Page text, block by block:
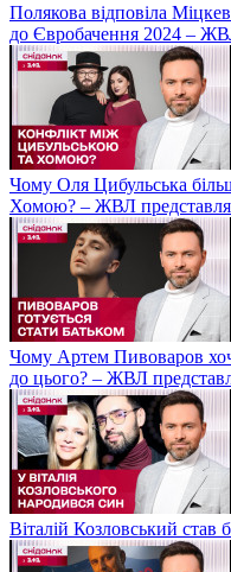
Полякова відповіла
до Євробачення 2024 –
Чому Оля Цибульська
Хомою? – ЖВЛ
Чому Артем Пивоваров
до цього? – ЖВЛ
Віталій Козловський став